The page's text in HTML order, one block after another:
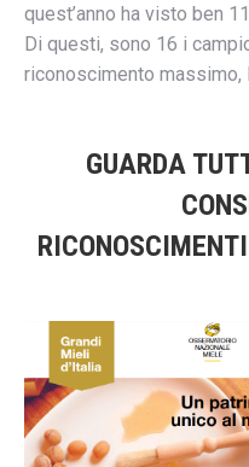
quest’anno ha visto ben
Di questi, sono 16 i
riconoscimento massimo,
GUARDA